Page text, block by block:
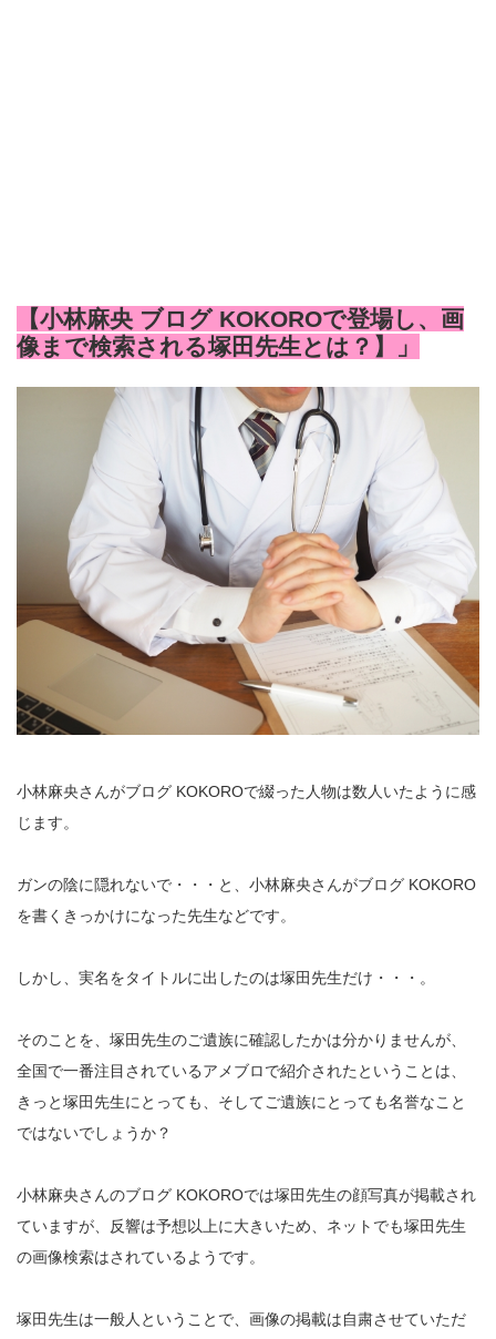
【小林麻央 ブログ KOKOROで登場し、画
像まで検索される塚田先生とは？】」
小林麻央さんがブログ KOKOROで綴った人物は数人いたように感
じます。
ガンの陰に隠れないで・・・と、小林麻央さんがブログ KOKORO
を書くきっかけになった先生などです。
しかし、実名をタイトルに出したのは塚田先生だけ・・・。
そのことを、塚田先生のご遺族に確認したかは分かりませんが、
全国で一番注目されているアメブロで紹介されたということは、
きっと塚田先生にとっても、そしてご遺族にとっても名誉なこと
ではないでしょうか？
小林麻央さんのブログ KOKOROでは塚田先生の顔写真が掲載され
ていますが、反響は予想以上に大きいため、ネットでも塚田先生
の画像検索はされているようです。
塚田先生は一般人ということで、画像の掲載は自粛させていただ